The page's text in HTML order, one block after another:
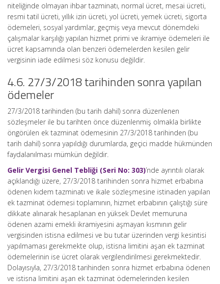
niteliğinde olmayan ihbar tazminatı, normal ücret, mesai ücreti,
resmi tatil ücreti, yıllık izin ücreti, yol ücreti, yemek ücreti, sigorta
ödemeleri, sosyal yardımlar, geçmiş veya mevcut dönemdeki
çalışmalar karşılığı yapılan hizmet primi ve ikramiye ödemeleri ile
ücret kapsamında olan benzeri ödemelerden kesilen gelir
vergisinin iade edilmesi söz konusu değildir.
4.6. 27/3/2018 tarihinden sonra yapılan
ödemeler
27/3/2018 tarihinden (bu tarih dahil) sonra düzenlenen
sözleşmeler ile bu tarihten önce düzenlenmiş olmakla birlikte
öngörülen ek tazminat ödemesinin 27/3/2018 tarihinden (bu
tarih dahil) sonra yapıldığı durumlarda, geçici madde hükmünden
faydalanılması mümkün değildir.
Gelir Vergisi Genel Tebliği (Seri No: 303)’nde ayrıntılı olarak
açıklandığı üzere, 27/3/2018 tarihinden sonra hizmet erbabına
ödenen kıdem tazminatı ve ikale sözleşmesine istinaden yapılan
ek tazminat ödemesi toplamının, hizmet erbabının çalıştığı süre
dikkate alınarak hesaplanan en yüksek Devlet memuruna
ödenen azami emekli ikramiyesini aşmayan kısmının gelir
vergisinden istisna edilmesi ve bu tutar üzerinden vergi kesintisi
yapılmaması gerekmekte olup, istisna limitini aşan ek tazminat
ödemelerinin ise ücret olarak vergilendirilmesi gerekmektedir.
Dolayısıyla, 27/3/2018 tarihinden sonra hizmet erbabına ödenen
ve istisna limitini aşan ek tazminat ödemelerinden kesilen